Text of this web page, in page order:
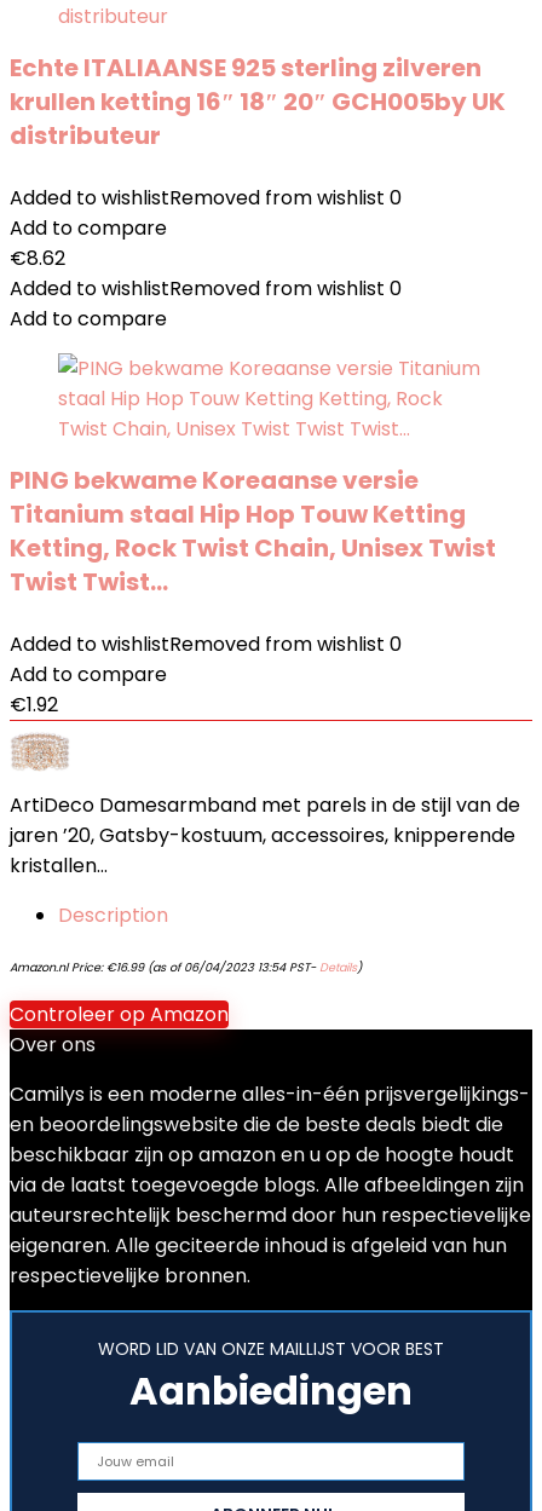
Echte ITALIAANSE 925 sterling zilveren
krullen ketting 16″ 18″ 20″ GCH005by UK
distributeur
Added to wishlistRemoved from wishlist 0
Add to compare
€8.62
Added to wishlistRemoved from wishlist 0
Add to compare
PING bekwame Koreaanse versie
Titanium staal Hip Hop Touw Ketting
Ketting, Rock Twist Chain, Unisex Twist
Twist Twist…
Added to wishlistRemoved from wishlist 0
Add to compare
€1.92
ArtiDeco Damesarmband met parels in de stijl van de
jaren ’20, Gatsby-kostuum, accessoires, knipperende
kristallen…
Description
Amazon.nl Price: €16.99(as of 06/04/2023 13:54 PST- Details)
Controleer op Amazon
Over ons
Camilys is een moderne alles-in-één prijsvergelijkings-
en beoordelingswebsite die de beste deals biedt die
beschikbaar zijn op amazon en u op de hoogte houdt
via de laatst toegevoegde blogs. Alle afbeeldingen zijn
auteursrechtelijk beschermd door hun respectievelijke
eigenaren. Alle geciteerde inhoud is afgeleid van hun
respectievelijke bronnen.
WORD LID VAN ONZE MAILLIJST VOOR BEST
Aanbiedingen